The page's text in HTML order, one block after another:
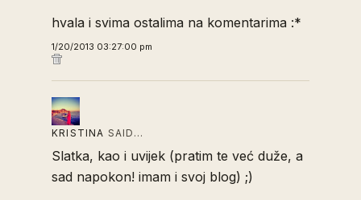
hvala i svima ostalima na komentarima :*
1/20/2013 03:27:00 pm
KRISTINA SAID…
Slatka, kao i uvijek (pratim te već duže, a
sad napokon! imam i svoj blog) ;)